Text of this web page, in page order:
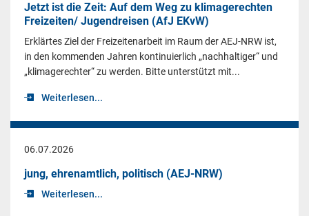
Jetzt ist die Zeit: Auf dem Weg zu klimagerechten
Freizeiten/ Jugendreisen (AfJ EKvW)
Erklärtes Ziel der Freizeitenarbeit im Raum der AEJ-NRW ist,
in den kommenden Jahren kontinuierlich „nachhaltiger“ und
„klimagerechter“ zu werden. Bitte unterstützt mit...
Weiterlesen...
06.07.2026
jung, ehrenamtlich, politisch (AEJ-NRW)
Weiterlesen...